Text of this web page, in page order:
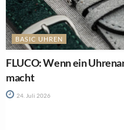
BASIC UHREN
FLUCO: Wenn ein
macht
24. Juli 2026